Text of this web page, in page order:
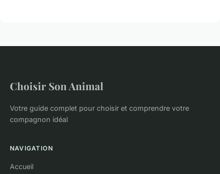
Choisir Son Animal
Votre guide complet pour choisir et comprendre votre
compagnon idéal
NAVIGATION
Accueil